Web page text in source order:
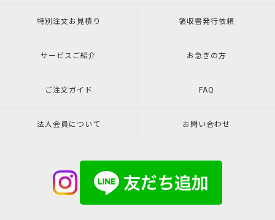
特別注文 お見積り 領収書発行依頼
サービスご紹介 お急ぎの方
ご注文ガイド FAQ
法人会員について お問い合わせ